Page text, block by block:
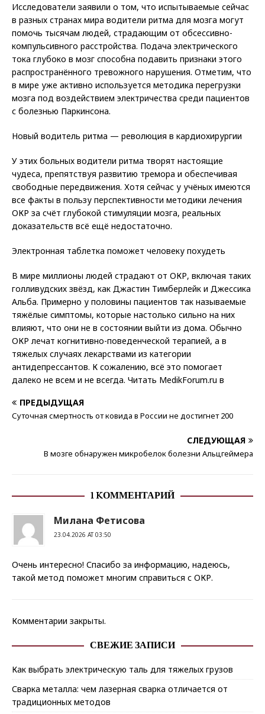
Исследователи заявили о том, что испытываемые сейчас
в разных странах мира водители ритма для мозга могут
помочь тысячам людей, страдающим от обсессивно-
компульсивного расстройства. Подача электрического
тока глубоко в мозг способна подавить признаки этого
распространённого тревожного нарушения. Отметим, что
в мире уже активно используется методика перегрузки
мозга под воздействием электричества среди пациентов
с болезнью Паркинсона.
Новый водитель ритма — революция в кардиохирургии
У этих больных водители ритма творят настоящие
чудеса, препятствуя развитию тремора и обеспечивая
свободные передвижения. Хотя сейчас у учёных имеются
все факты в пользу перспективности методики лечения
ОКР за счёт глубокой стимуляции мозга, реальных
доказательств всё ещё недостаточно.
Электронная таблетка поможет человеку похудеть
В мире миллионы людей страдают от ОКР, включая таких
голливудских звёзд, как Джастин Тимберлейк и Джессика
Альба. Примерно у половины пациентов так называемые
тяжёлые симптомы, которые настолько сильно на них
влияют, что они не в состоянии выйти из дома. Обычно
ОКР лечат когнитивно-поведенческой терапией, а в
тяжелых случаях лекарствами из категории
антидепрессантов. К сожалению, всё это помогает
далеко не всем и не всегда. Читать MedikForum.ru в
ПРЕДЫДУЩАЯ
Суточная смертность от ковида в России не достигнет 200
СЛЕДУЮЩАЯ
В мозге обнаружен микробелок болезни Альцгеймера
1 KОММЕНТАРИЙ
Милана Фетисова
23.04.2026 AT 03:50
Очень интересно! Спасибо за информацию, надеюсь,
такой метод поможет многим справиться с ОКР.
Комментарии закрыты.
СВЕЖИЕ ЗАПИСИ
Как выбрать электрическую таль для тяжелых грузов
Сварка металла: чем лазерная сварка отличается от
традиционных методов